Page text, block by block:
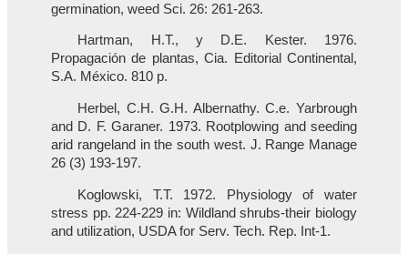
germination, weed Sci. 26: 261-263.
Hartman, H.T., y D.E. Kester. 1976.
Propagación de plantas, Cia. Editorial Continental,
S.A. México. 810 p.
Herbel, C.H. G.H. Albernathy. C.e. Yarbrough
and D. F. Garaner. 1973. Rootplowing and seeding
arid rangeland in the south west. J. Range Manage
26 (3) 193-197.
Koglowski, T.T. 1972. Physiology of water
stress pp. 224-229 in: Wildland shrubs-their biology
and utilization, USDA for Serv. Tech. Rep. Int-1.